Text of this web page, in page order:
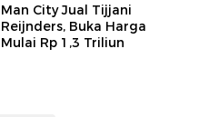
Man City Jual Tijjani
Reijnders, Buka Harga
Mulai Rp 1,3 Triliun